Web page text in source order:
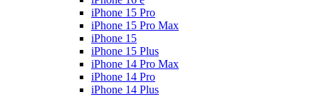
iPhone 15 Pro
iPhone 15 Pro Max
iPhone 15
iPhone 15 Plus
iPhone 14 Pro Max
iPhone 14 Pro
iPhone 14 Plus